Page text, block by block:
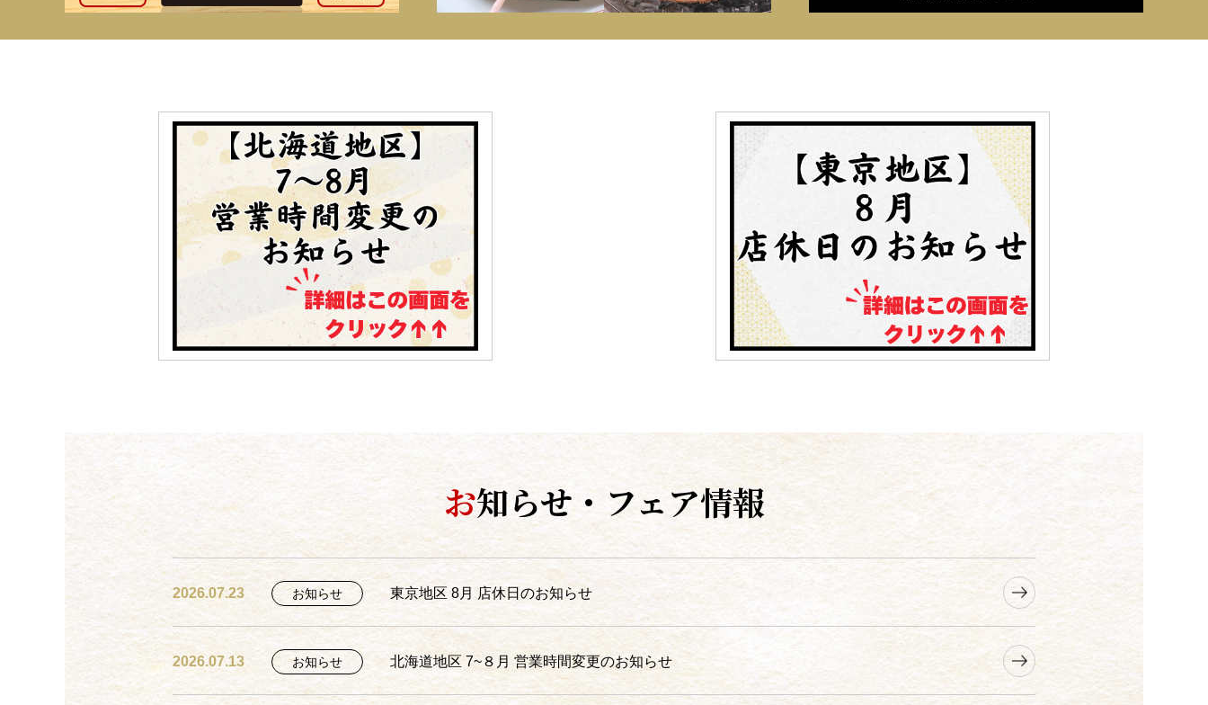
お知らせ・フェア情報
2026.07.23 お知らせ 東京地区 8月 店休日のお知らせ
2026.07.13 お知らせ 北海道地区 7~８月 営業時間変更のお知らせ